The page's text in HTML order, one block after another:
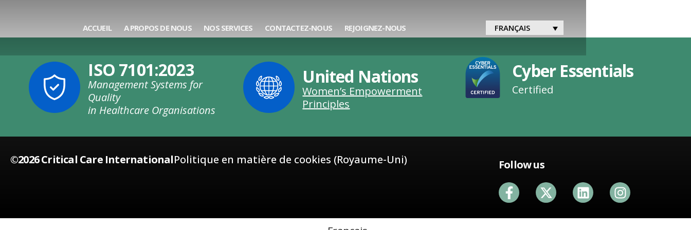
ACCUEIL A PROPOS DE NOUS NOS SERVICES CONTACTEZ-NOUS REJOIGNEZ-NOUS FRANÇAIS
Catégorie :Nos Services
ISO 7101:2023
Management Systems for
Quality
in Healthcare Organisations
United Nations
Women’s Empowerment
Principles
Cyber Essentials
Certified
©2026 Critical Care InternationalPolitique en matière de cookies (Royaume-Uni) Follow us